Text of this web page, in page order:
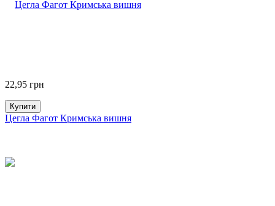
22,95 грн
Купити
Цегла Фагот Кримська вишня